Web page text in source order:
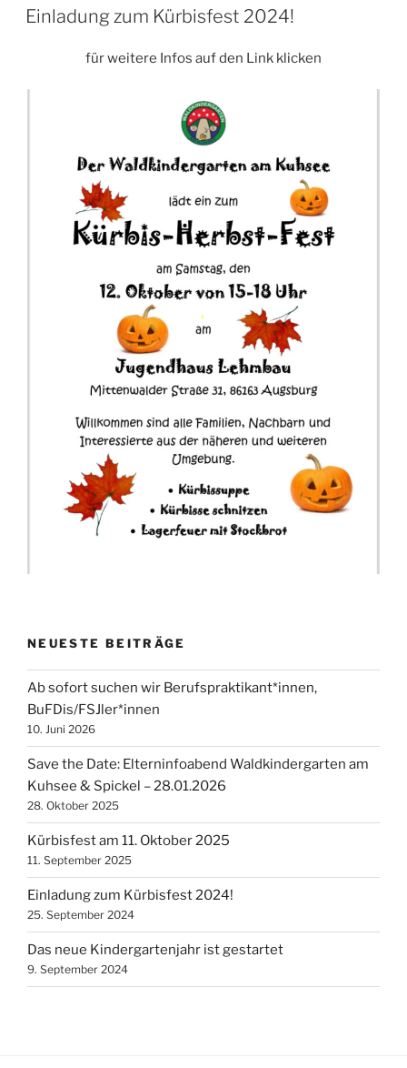
AM
Einladung zum Kürbisfest 2024!
für weitere Infos auf den Link klicken
NEUESTE BEITRÄGE
Ab sofort suchen wir Berufspraktikant*innen,
BuFDis/FSJler*innen
10. Juni 2026
Save the Date: Elterninfoabend Waldkindergarten am
Kuhsee & Spickel – 28.01.2026
28. Oktober 2025
Kürbisfest am 11. Oktober 2025
11. September 2025
Einladung zum Kürbisfest 2024!
25. September 2024
Das neue Kindergartenjahr ist gestartet
9. September 2024